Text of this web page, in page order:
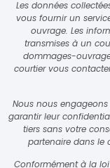
Les données
vous fournir un
ouvrage. Les
transmises à un
dommages-
courtier vous
Nous nous
garantir leur
tiers sans votre
partenaire dans le
Conformément à la loi